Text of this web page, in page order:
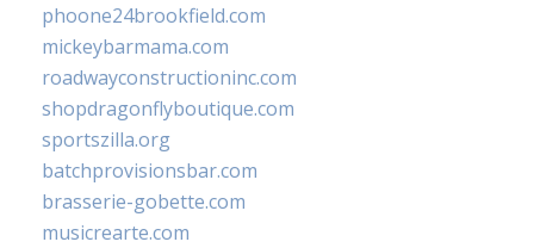
phoone24brookfield.com
mickeybarmama.com
roadwayconstructioninc.com
shopdragonflyboutique.com
sportszilla.org
batchprovisionsbar.com
brasserie-gobette.com
musicrearte.com